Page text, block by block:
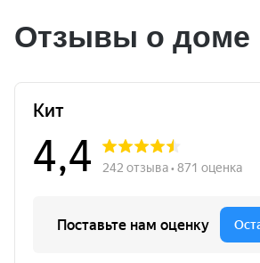
Отзывы о доме